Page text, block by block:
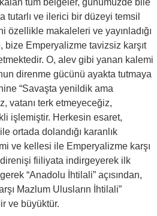
tüm belgeler, günümüzde bile
tutarlı ve ilerici bir düzeyi temsil
özellikle makaleleri ve yayınladığı
bize Emperyalizme tavizsiz karşıt
O, alev gibi yanan kalemi
direnme gücünü ayakta tutmaya
“Savaşta yenildik ama
vatanı terk etmeyeceğiz,
işlemiştir. Herkesin esaret,
ortada dolandığı karanlık
ve kellesi ile Emperyalizme karşı
fiiliyata indirgeyerek ilk
“Anadolu İhtilali” açısından,
Mazlum Ulusların İhtilali”
ve büyüktür.